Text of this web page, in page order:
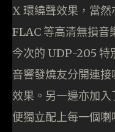
X 環繞聲效果，當然
FLAC 等高清無損音
今次的 UDP-205 特
音響發燒友分開連
效果。另一邊亦加
便獨立配上每一個